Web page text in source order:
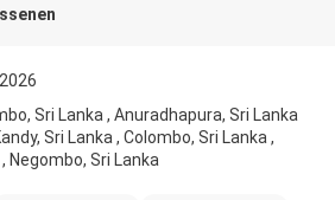
Sri Lanka , Anuradhapura, Sri Lanka
Sri Lanka , Colombo, Sri Lanka ,
Negombo, Sri Lanka